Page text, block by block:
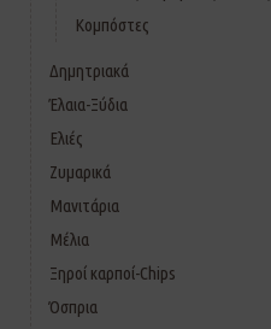
Κομπόστες
Δημητριακά
Έλαια-Ξύδια
Ελιές
Ζυμαρικά
Μανιτάρια
Μέλια
Ξηροί καρποί-Chips
Όσπρια